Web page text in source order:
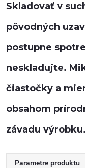
Skladovať v
pôvodných
postupne
neskladujte.
čiastočky a
obsahom
závadu výrobku.
Parametre produktu